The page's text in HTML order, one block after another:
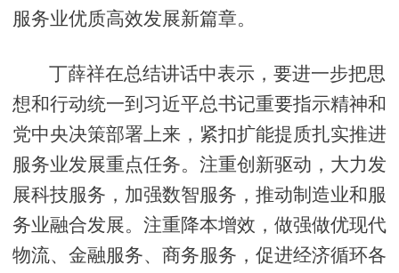
服务业优质高效发展新篇章。
丁薛祥在总结讲话中表示，要进一步把思
想和行动统一到习近平总书记重要指示精神和
党中央决策部署上来，紧扣扩能提质扎实推进
服务业发展重点任务。注重创新驱动，大力发
展科技服务，加强数智服务，推动制造业和服
务业融合发展。注重降本增效，做强做优现代
物流、金融服务、商务服务，促进经济循环各